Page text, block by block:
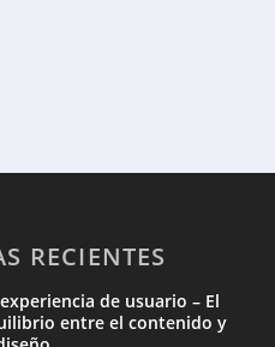
RECIENTES
de usuario – El
entre el contenido y